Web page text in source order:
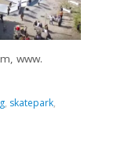
www.
, skatepark,